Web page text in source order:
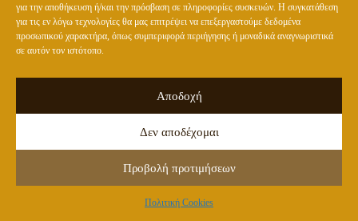
για την αποθήκευση ή/και την πρόσβαση σε πληροφορίες συσκευών. Η συγκατάθεση
για τις εν λόγω τεχνολογίες θα μας επιτρέψει να επεξεργαστούμε δεδομένα
προσωπικού χαρακτήρα, όπως συμπεριφορά περιήγησης ή μοναδικά αναγνωριστικά
σε αυτόν τον ιστότοπο.
Αποδοχή
Δεν αποδέχομαι
Προβολή προτιμήσεων
Πολιτική Cookies
ήχους των τυμπάνων για να εκλέξουν τη νύφη, αλλά ο
Γιλγαμές τους χλευάζει.
Γυρεύει αυτός να πάει πρώτος με τη νύφη, ο βασιλιάς
να πηγαίνει πρώτος κι ύστερα να ακολουθεί ο σύζυγος,
γιατί αυτό τον διέταξαν οι θεοί στη γέννησή του από
τότε που κόπηκε ο ομφάλιος λώρος του.
Αλλά τώρα άκουσε, τα τύμπανα ηχούν, για την εκλογή